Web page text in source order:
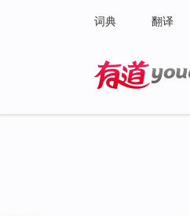
词典 翻译